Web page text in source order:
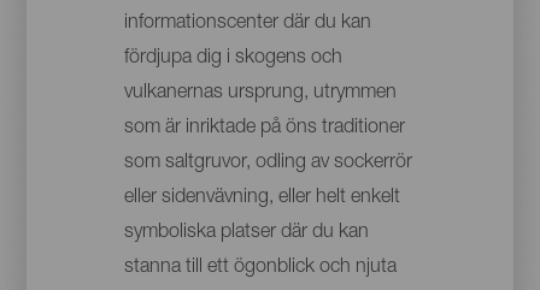
informationscenter där du kan
fördjupa dig i skogens och
vulkanernas ursprung, utrymmen
som är inriktade på öns traditioner
som saltgruvor, odling av sockerrör
eller sidenvävning, eller helt enkelt
symboliska platser där du kan
stanna till ett ögonblick och njuta